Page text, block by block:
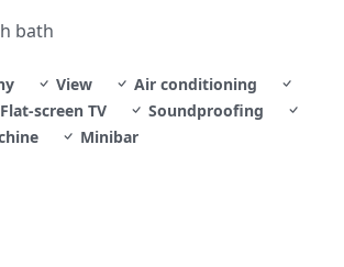
bath
View
Air conditioning
Flat-screen TV
Soundproofing
Minibar